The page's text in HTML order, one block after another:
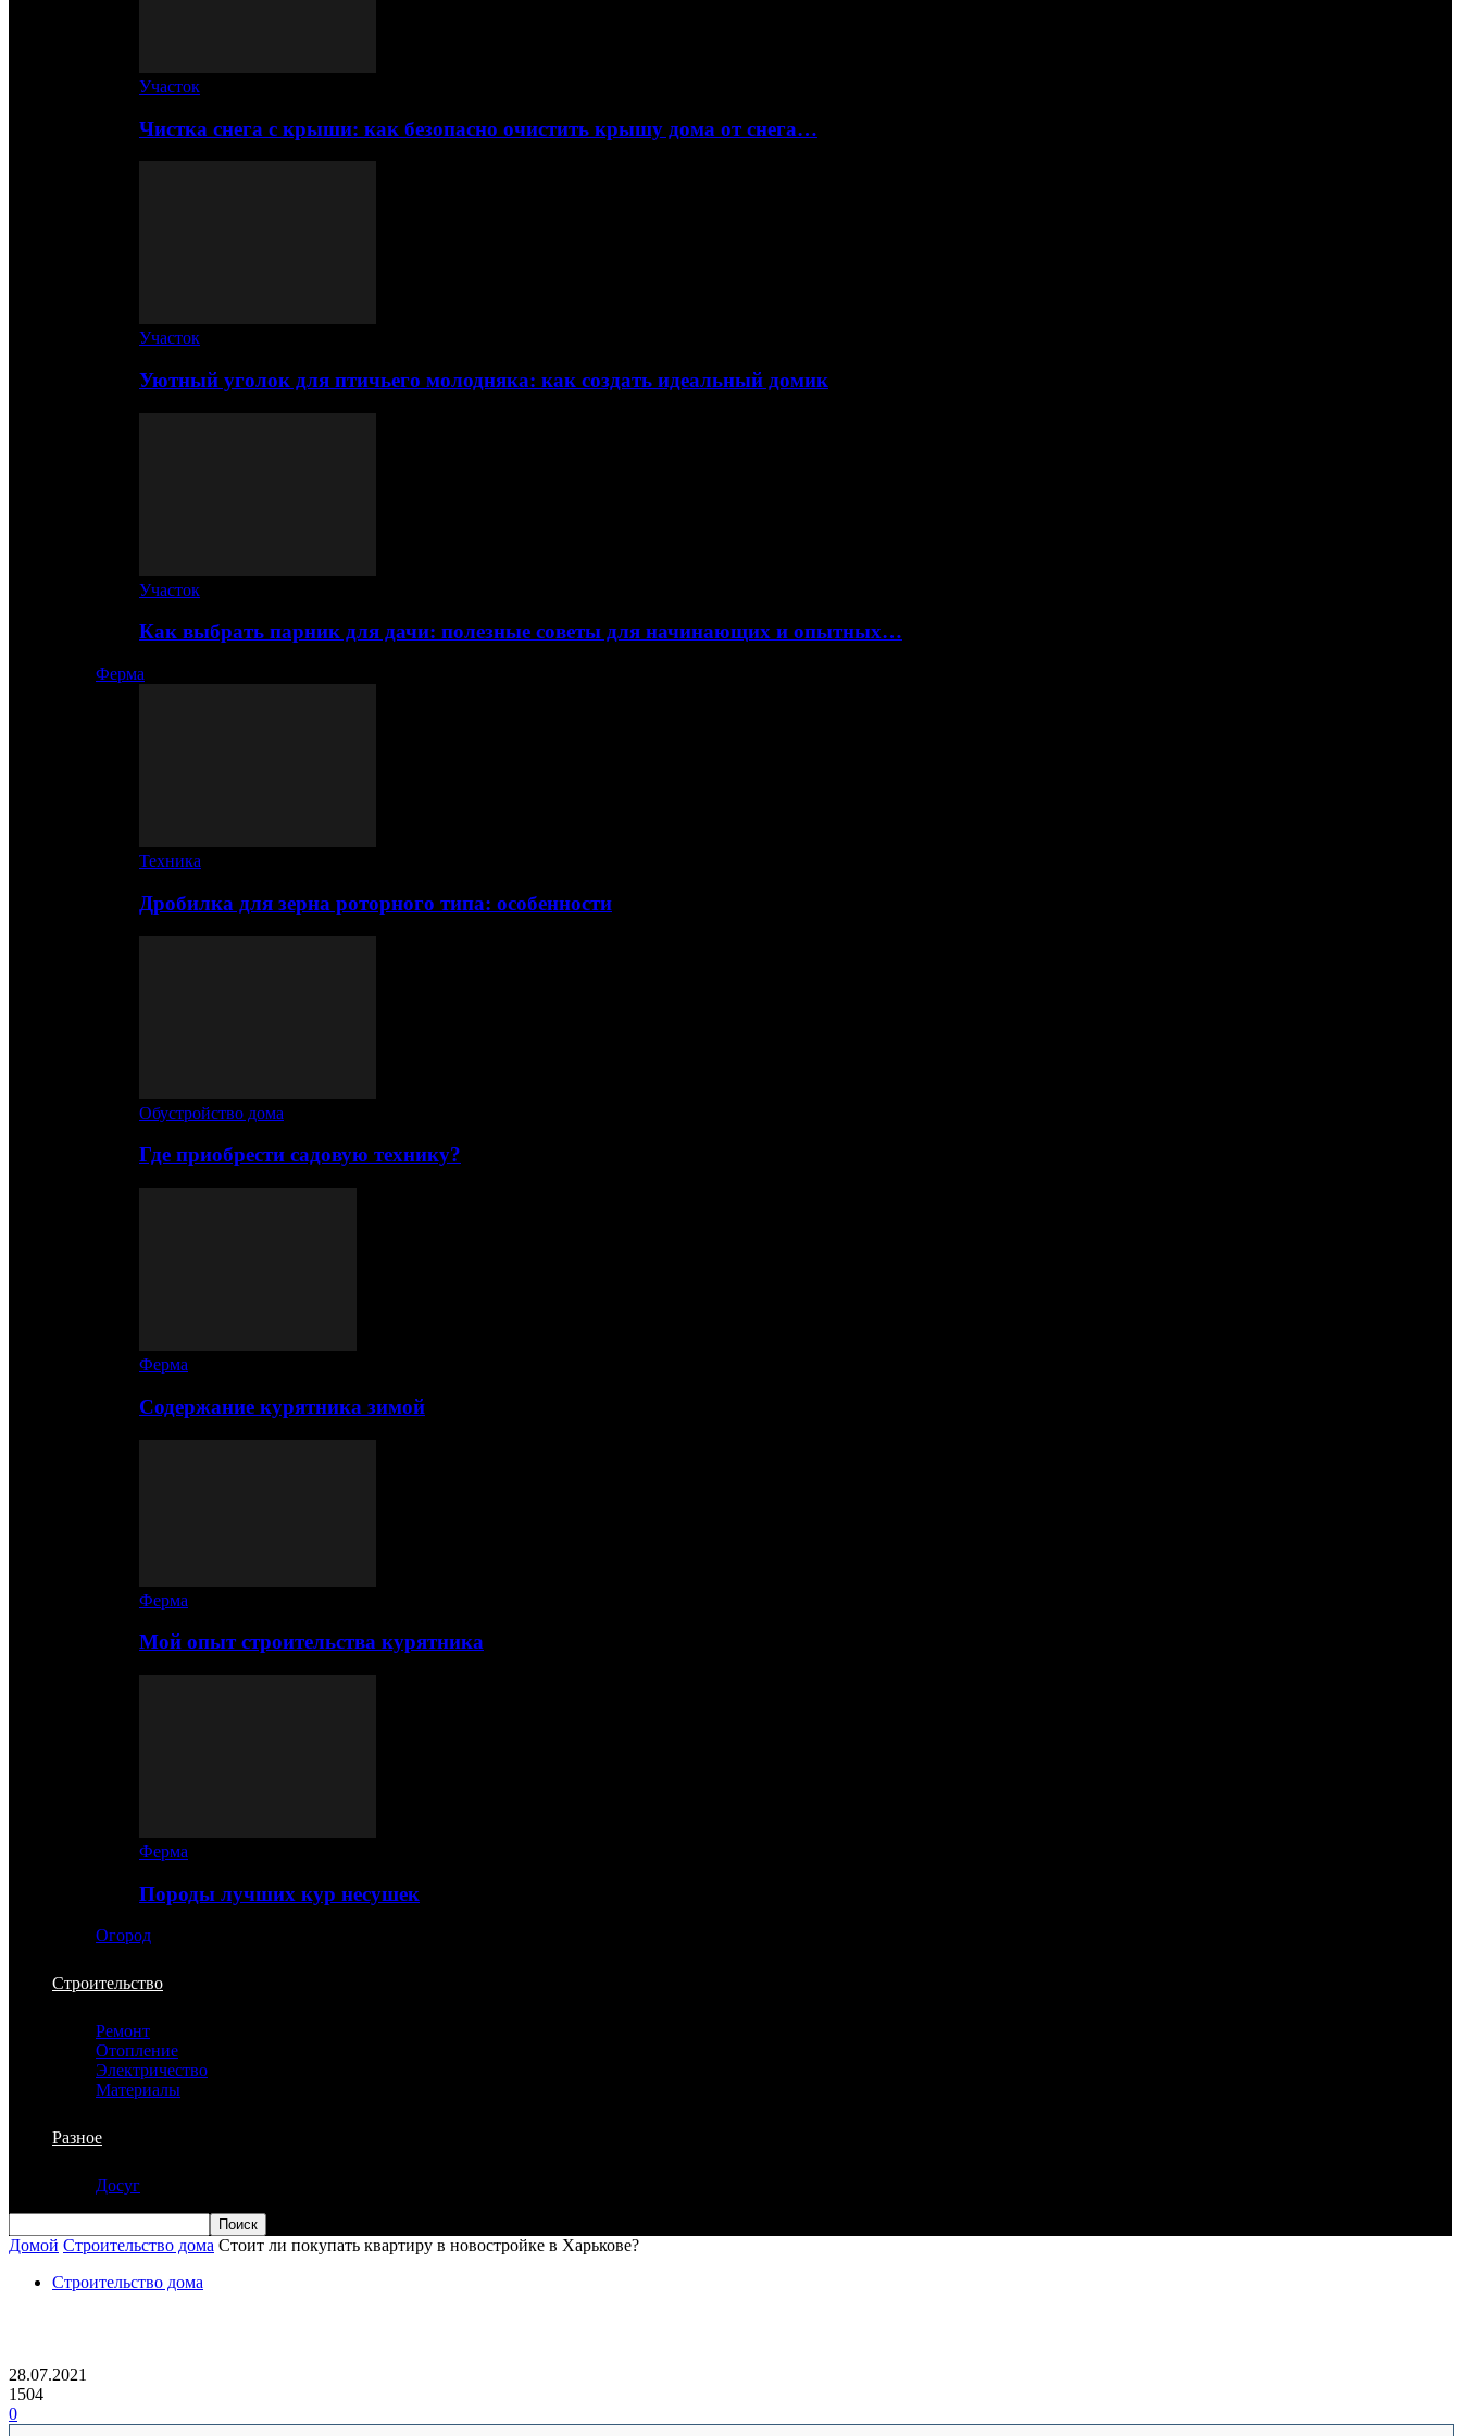
Участок
Чистка снега с крыши: как безопасно очистить крышу дома от снега…
Участок
Уютный уголок для птичьего молодняка: как создать идеальный домик
Участок
Как выбрать парник для дачи: полезные советы для начинающих и опытных…
Ферма
Техника
Дробилка для зерна роторного типа: особенности
Обустройство дома
Где приобрести садовую технику?
Ферма
Содержание курятника зимой
Ферма
Мой опыт строительства курятника
Ферма
Породы лучших кур несушек
Огород
Строительство
Ремонт
Отопление
Электричество
Материалы
Разное
Досуг
Домой Строительство дома Стоит ли покупать квартиру в новостройке в Харькове?
Строительство дома
28.07.2021
1504
0